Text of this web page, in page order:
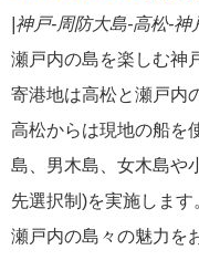
|神戸-周防大島-高松-神
瀬戸内の島を楽しむ神
寄港地は高松と瀬戸内
高松からは現地の船を
島、男木島、女木島や
先選択制)を実施します
瀬戸内の島々の魅力を